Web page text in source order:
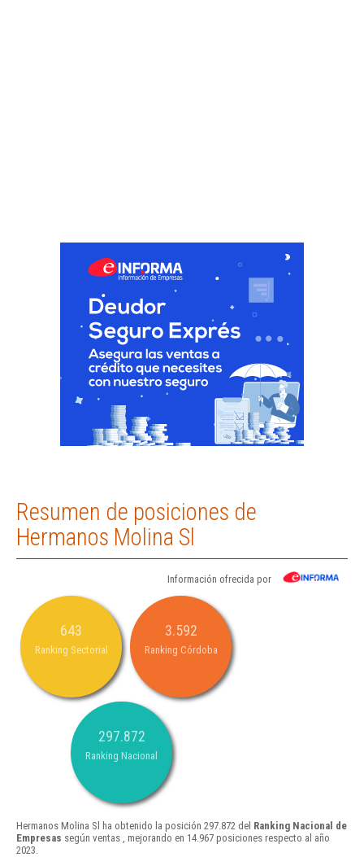
Resumen de posiciones de
Hermanos Molina Sl
Información ofrecida por
643
Ranking Sectorial
3.592
Ranking Córdoba
297.872
Ranking Nacional
Hermanos Molina Sl ha obtenido la posición 297.872 del Ranking Nacional de
Empresas según ventas , mejorando en 14.967 posiciones respecto al año
2023.